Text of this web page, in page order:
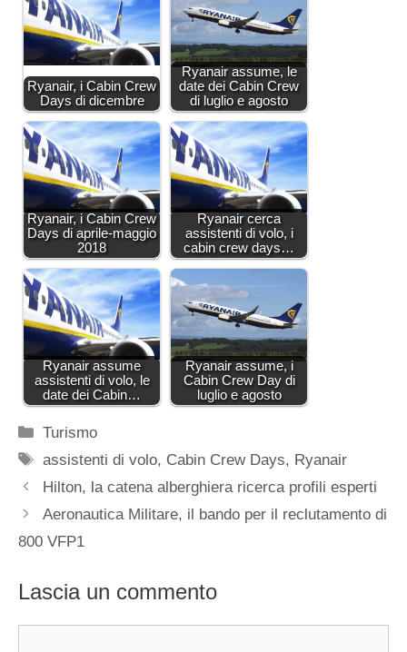
Ryanair, i Cabin Crew
Days di dicembre
Ryanair assume, le
date dei Cabin Crew
di luglio e agosto
Ryanair, i Cabin Crew
Days di aprile-maggio
2018
Ryanair cerca
assistenti di volo, i
cabin crew days…
Ryanair assume
assistenti di volo, le
date dei Cabin…
Ryanair assume, i
Cabin Crew Day di
luglio e agosto
Categorie
Turismo
Tag
assistenti di volo, Cabin Crew Days, Ryanair
Hilton, la catena alberghiera ricerca profili esperti
Aeronautica Militare, il bando per il reclutamento di
800 VFP1
Lascia un commento